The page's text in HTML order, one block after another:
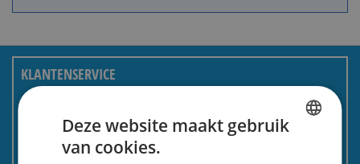
KLANTENSERVICE
Deze website maakt gebruik
van cookies.